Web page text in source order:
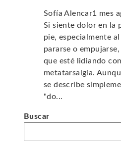
Sofía Alencar1 mes
Si siente dolor en la
pie, especialmente
pararse o
que esté lidiando con
metatarsalgia.
se describe
"do...
Buscar